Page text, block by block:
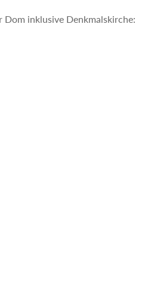
inklusive Denkmalskirche: